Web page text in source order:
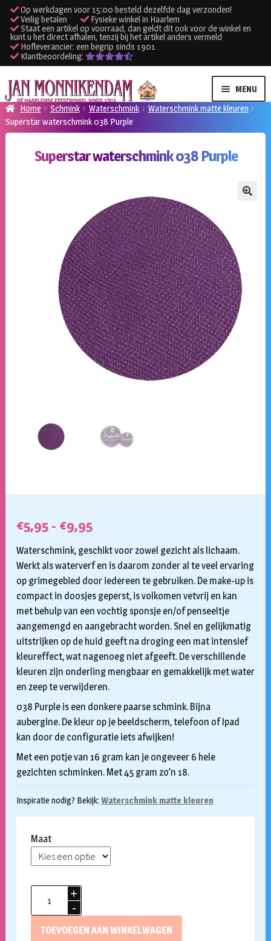
Op werkdagen voor 15:00 besteld dezelfde dag verzonden!
Veilig betalen
Fysieke winkel in Haarlem
Staat een artikel op voorraad, dan geldt dit ook voor de winkel en
kunt u het direct afhalen, tenzij bij het artikel anders vermeld
Hofleverancier: een begrip sinds 1901
Klantbeoordeling:
Ga
door
naar
navigatie
Ga
naar
de
inhoud
MENU
Verhuur kleding
Verhuur apparatuur
Klantenservice
Inloggen
Home Schmink Waterschmink
Waterschmink matte kleuren
Superstar waterschmink 038 Purple
Superstar waterschmink 038 Purple
€5,95 - €9,95Prijsklasse:
€5,95
tot
€9,95
Waterschmink, geschikt voor zowel gezicht als lichaam.
Werkt als waterverf en is daarom zonder al te veel ervaring
op grimegebied door iedereen te gebruiken. De make-up is
compact in doosjes geperst, is volkomen vetvrij en kan
met behulp van een vochtig sponsje en/of penseeltje
aangemengd en aangebracht worden. Snel en gelijkmatig
uitstrijken op de huid geeft na droging een mat intensief
kleureffect, wat nagenoeg niet afgeeft. De verschillende
kleuren zijn onderling mengbaar en gemakkelijk met water
en zeep te verwijderen.
038 Purple is een donkere paarse schmink. Bijna
aubergine. De kleur op je beeldscherm, telefoon of Ipad
kan door de configuratie iets afwijken!
Met een potje van 16 gram kan je ongeveer 6 hele
gezichten schminken. Met 45 gram zo’n 18.
Inspiratie nodig? Bekijk: Waterschmink matte kleuren
Maat
waterschmink
TOEVOEGEN AAN WINKELWAGEN